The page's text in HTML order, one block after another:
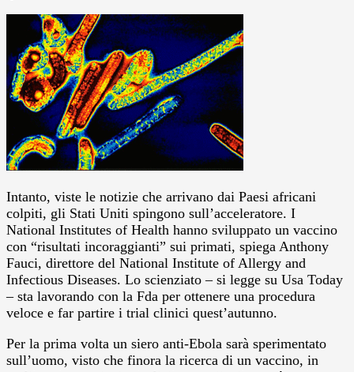
Intanto, viste le notizie che arrivano dai Paesi africani
colpiti, gli Stati Uniti spingono sull’acceleratore. I
National Institutes of Health hanno sviluppato un vaccino
con “risultati incoraggianti” sui primati, spiega Anthony
Fauci, direttore del National Institute of Allergy and
Infectious Diseases. Lo scienziato – si legge su Usa Today
– sta lavorando con la Fda per ottenere una procedura
veloce e far partire i trial clinici quest’autunno.
Per la prima volta un siero anti-Ebola sarà sperimentato
sull’uomo, visto che finora la ricerca di un vaccino, in